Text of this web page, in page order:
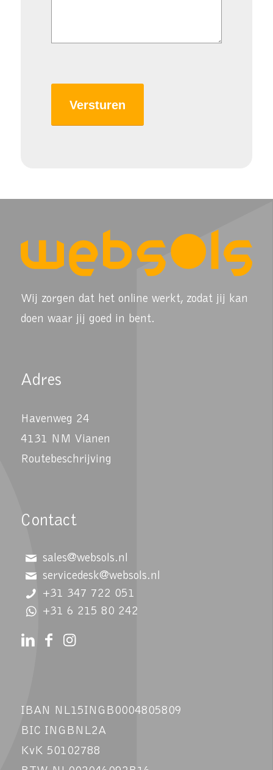
Wij zorgen dat het online werkt, zodat jij kan
doen waar jij goed in bent.
Adres
Havenweg 24
4131 NM Vianen
Routebeschrijving
Contact
sales@websols.nl
servicedesk@websols.nl
+31 347 722 051
+31 6 215 80 242
IBAN NL15INGB0004805809
BIC INGBNL2A
KvK 50102788